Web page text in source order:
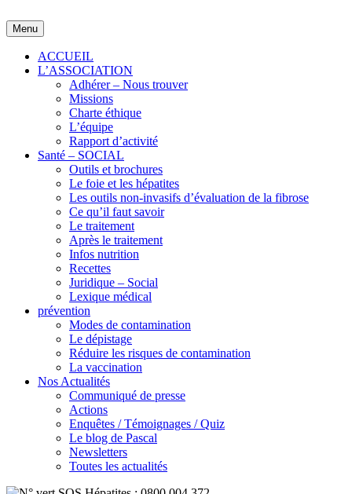
to
content
Menu
ACCUEIL
L’ASSOCIATION
Adhérer – Nous trouver
Missions
Charte éthique
L’équipe
Rapport d’activité
Santé – SOCIAL
Outils et brochures
Le foie et les hépatites
Les outils non-invasifs d’évaluation de la fibrose
Ce qu’il faut savoir
Le traitement
Après le traitement
Infos nutrition
Recettes
Juridique – Social
Lexique médical
prévention
Modes de contamination
Le dépistage
Réduire les risques de contamination
La vaccination
Nos Actualités
Communiqué de presse
Actions
Enquêtes / Témoignages / Quiz
Le blog de Pascal
Newsletters
Toutes les actualités